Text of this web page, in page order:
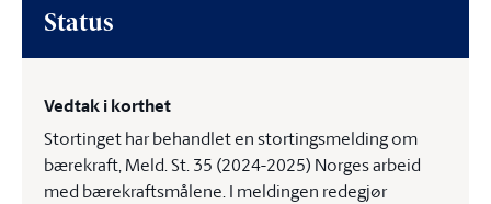
Status
Vedtak i korthet
Stortinget har behandlet en stortingsmelding om
bærekraft, Meld. St. 35 (2024-2025) Norges arbeid
med bærekraftsmålene. I meldingen redegjør